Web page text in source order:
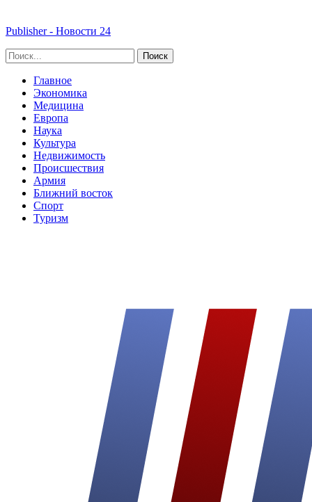
Publisher - Новости 24
Главное
Экономика
Медицина
Европа
Наука
Культура
Недвижимость
Происшествия
Армия
Ближний восток
Спорт
Туризм